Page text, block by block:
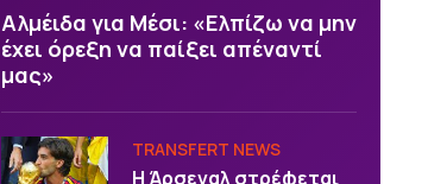
Αλμέιδα για Μέσι: «Ελπίζω να μην
έχει όρεξη να παίξει απέναντί
μας»
TRANSFERT NEWS
Η Άρσεναλ στρέφεται